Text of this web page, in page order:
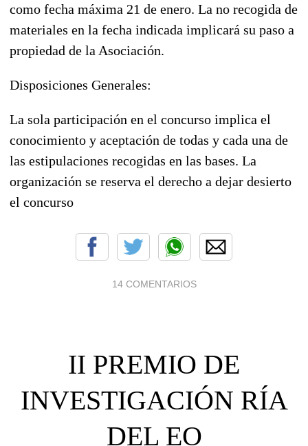
como fecha máxima 21 de enero. La no recogida de
materiales en la fecha indicada implicará su paso a
propiedad de la Asociación.
Disposiciones Generales:
La sola participación en el concurso implica el
conocimiento y aceptación de todas y cada una de
las estipulaciones recogidas en las bases. La
organización se reserva el derecho a dejar desierto
el concurso
14 COMENTARIOS
II PREMIO DE
INVESTIGACIÓN RÍA
DEL EO